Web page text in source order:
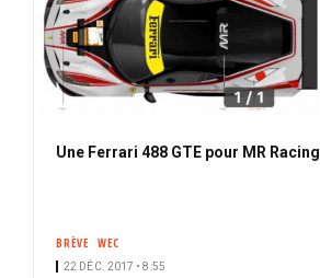
Une Ferrari 488 GTE pour MR Racing
BRÈVE WEC
22 DÉC. 2017 • 8:55